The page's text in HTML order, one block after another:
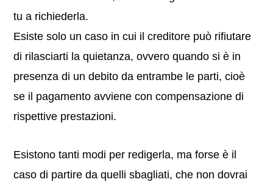
tu a richiederla.
Esiste solo un caso in cui il creditore può rifiutare
di rilasciarti la quietanza, ovvero quando si è in
presenza di un debito da entrambe le parti, cioè
se il pagamento avviene con compensazione di
rispettive prestazioni.
Esistono tanti modi per redigerla, ma forse è il
caso di partire da quelli sbagliati, che non dovrai